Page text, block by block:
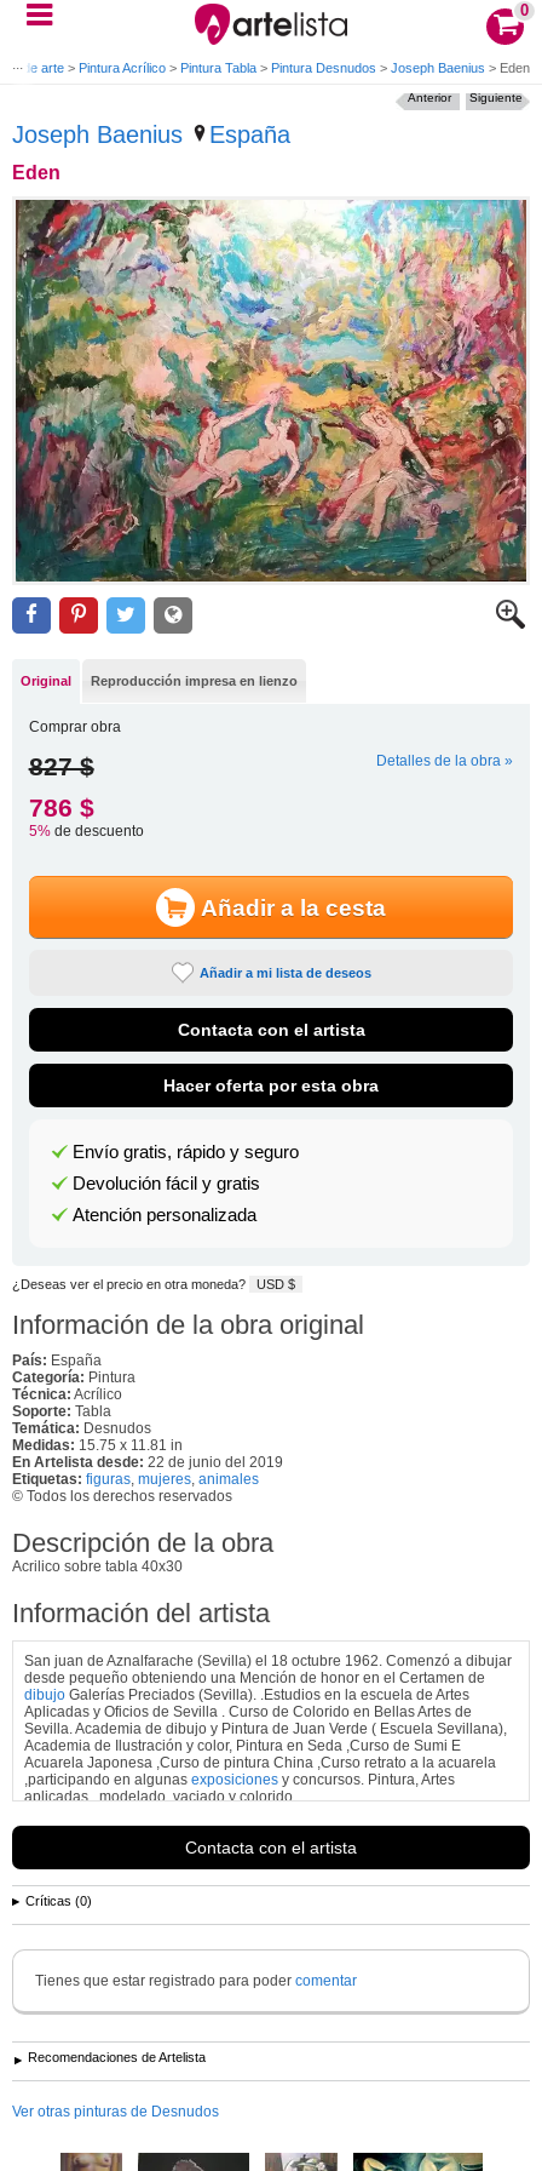
0
de arte > Pintura Acrílico > Pintura Tabla > Pintura Desnudos > Joseph Baenius > Eden
Joseph Baenius España
Eden
Siguiente
Anterior
Original Reproducción impresa en lienzo
Comprar obra
827 $ Detalles de la obra »
786 $
5%de descuento
Añadir a la cesta
Añadir a mi lista de deseos
Contacta con el artista
Hacer oferta por esta obra
Envío gratis, rápido y seguro
Devolución fácil y gratis
Atención personalizada
¿Deseas ver el precio en otra moneda? USD $
Información de la obra original
País: España
Categoría: Pintura
Técnica: Acrílico
Soporte: Tabla
Temática: Desnudos
Medidas: 15.75 x 11.81 in
En Artelista desde: 22 de junio del 2019
Etiquetas: figuras mujeres animales
© Todos los derechos reservados
Descripción de la obra
Acrilico sobre tabla 40x30
Información del artista
San juan de Aznalfarache (Sevilla) el 18 octubre 1962. Comenzó a dibujar
desde pequeño obteniendo una Mención de honor en el Certamen de
dibujo Galerías Preciados (Sevilla). .Estudios en la escuela de Artes
Aplicadas y Oficios de Sevilla . Curso de Colorido en Bellas Artes de
Sevilla. Academia de dibujo y Pintura de Juan Verde ( Escuela Sevillana),
Academia de Ilustración y color, Pintura en Seda ,Curso de Sumi E
Acuarela Japonesa ,Curso de pintura China ,Curso retrato a la acuarela
,participando en algunas exposiciones y concursos. Pintura, Artes
aplicadas , modelado ,vaciado y colorido ....
Contacta con el artista
Críticas (0)
Tienes que estar registrado para poder comentar
Recomendaciones de Artelista
Ver otras pinturas de Desnudos